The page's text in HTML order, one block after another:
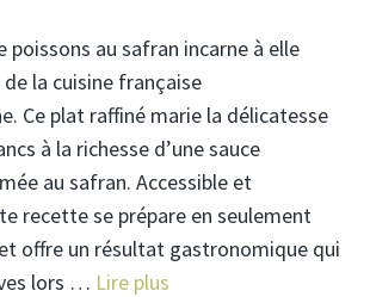
poissons au safran incarne à elle
de la cuisine française
Ce plat raffiné marie la délicatesse
à la richesse d’une sauce
au safran. Accessible et
recette se prépare en seulement
offre un résultat gastronomique qui
lors … Lire plus